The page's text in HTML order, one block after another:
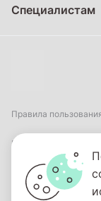
Специалистам
Правила
Пользовательское
Политика